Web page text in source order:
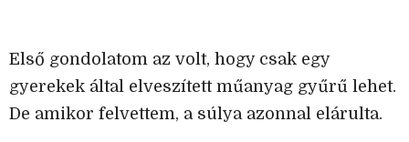
Első gondolatom az volt, hogy csak egy
gyerekek által elveszített műanyag gyűrű lehet.
De amikor felvettem, a súlya azonnal elárulta.